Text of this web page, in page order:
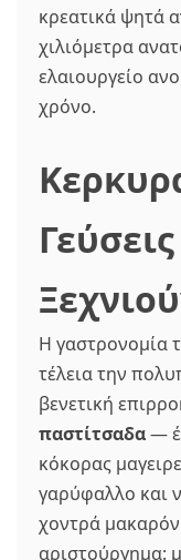
κρεατικά ψητά
χιλιόμετρα
ελαιουργείο
χρόνο.
Η γαστρονομία
τέλεια την
βενετική
παστίτσαδα—
κόκορας
γαρύφαλλο και
χοντρά
αριστούργημα: